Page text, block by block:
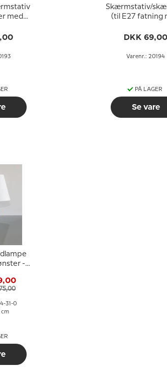
med
til
Skærmstativ/
(til E27 fatning
DKK 69,00
Varenr.: 20194
PÅ LAGER
Se vare
-
31-0
cm